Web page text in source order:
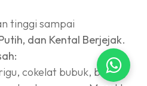
tinggi sampai
dan Kental Berjejak.
cokelat bubuk, baking